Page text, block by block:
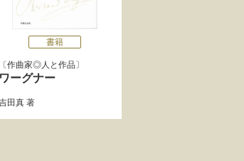
書籍
作曲家◎人と作品
ワーグナー
田真 著